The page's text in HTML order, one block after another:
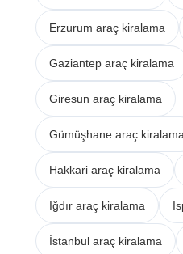
Erzurum araç kiralama
Gaziantep araç kiralama
Giresun araç kiralama
Gümüşhane araç
Hakkari araç kiralama
Iğdır araç kiralama
İstanbul araç kiralama